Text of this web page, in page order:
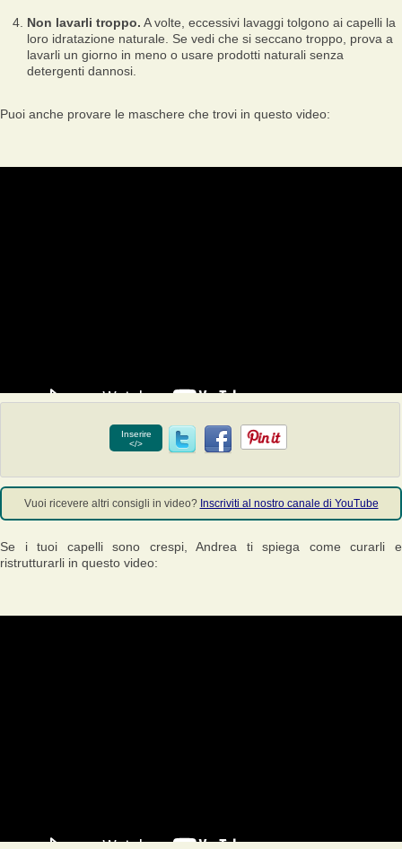
Non lavarli troppo. A volte, eccessivi lavaggi tolgono ai capelli la
loro idratazione naturale. Se vedi che si seccano troppo, prova a
lavarli un giorno in meno o usare prodotti naturali senza
detergenti dannosi.
Puoi anche provare le maschere che trovi in questo video:
Inserire
</>
Vuoi ricevere altri consigli in video? Inscriviti al nostro canale di YouTube
Se i tuoi capelli sono crespi, Andrea ti spiega come curarli e
ristrutturarli in questo video: